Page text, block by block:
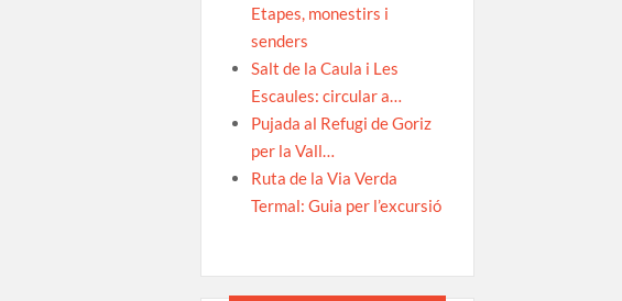
Etapes, monestirs i
senders
Salt de la Caula i Les
Escaules: circular a…
Pujada al Refugi de Goriz
per la Vall…
Ruta de la Via Verda
Termal: Guia per l’excursió